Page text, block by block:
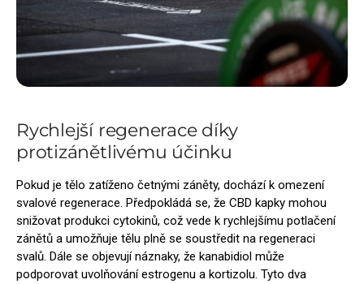
Rychlejší regenerace díky
protizánětlivému účinku
Pokud je tělo zatíženo četnými záněty, dochází k omezení
svalové regenerace. Předpokládá se, že CBD kapky mohou
snižovat produkci cytokinů, což vede k rychlejšímu potlačení
zánětů a umožňuje tělu plně se soustředit na regeneraci
svalů. Dále se objevují náznaky, že kanabidiol může
podporovat uvolňování estrogenu a kortizolu. Tyto dva